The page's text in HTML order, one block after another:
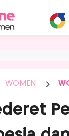
WOMEN